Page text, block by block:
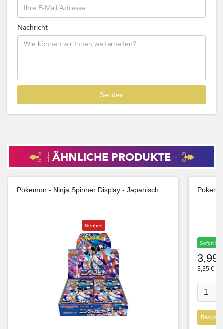
Nachricht
ÄHNLICHE PRODUKTE
Pokemon - Ninja Spinner Display - Japanisch
Neuheit
Sofort
3,99
3,35 €